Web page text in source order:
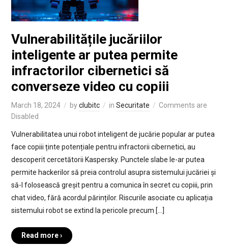
Vulnerabilitățile jucăriilor
inteligente ar putea permite
infractorilor cibernetici să
converseze video cu copiii
March 18, 2024 byclubitc in Securitate
Comments are
Disabled
Vulnerabilitatea unui robot inteligent de jucărie popular ar putea
face copiii ținte potențiale pentru infractorii cibernetici, au
descoperit cercetătorii Kaspersky. Punctele slabe le-ar putea
permite hackerilor să preia controlul asupra sistemului jucăriei și
să-l folosească greșit pentru a comunica în secret cu copiii, prin
chat video, fără acordul părinților. Riscurile asociate cu aplicația
sistemului robot se extind la pericole precum […]
Read more ›